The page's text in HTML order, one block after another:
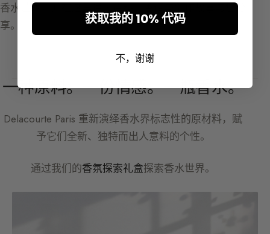
香水艺术，并在这里通过原料、香调与创作故事与您分
享。
一种原料。一份情感。一瓶香水。
Delacourte Paris 重新演绎香水界标志性的原材料，赋
予它们全新、独特而出人意料的个性。
通过我们的香氛探索礼盒探索香水世界。
获取我的 10% 代码
不，谢谢